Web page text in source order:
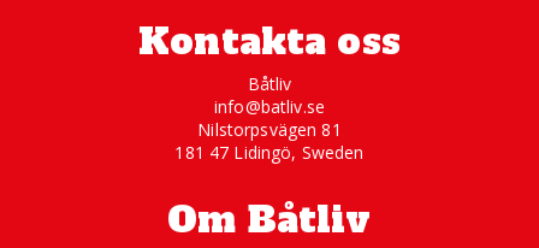
Kontakta oss
Båtliv
info@batliv.se
Nilstorpsvägen 81
181 47 Lidingö, Sweden
Om Båtliv